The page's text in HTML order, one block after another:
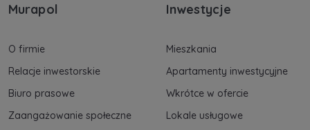
Murapol
O firmie
Relacje inwestorskie
Biuro prasowe
Zaangażowanie społeczne
Inwestycje
Mieszkania
Apartamenty inwestycyjne
Wkrótce w ofercie
Lokale usługowe